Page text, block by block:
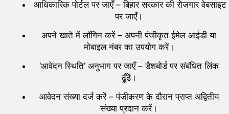
आधिकारिक पोर्टल पर जाएँ – बिहार सरकार की रोजगार वेबसाइट
पर जाएँ।
अपने खाते में लॉगिन करें – अपनी पंजीकृत ईमेल आईडी या
मोबाइल नंबर का उपयोग करें।
‘आवेदन स्थिति’ अनुभाग पर जाएँ – डैशबोर्ड पर संबंधित लिंक
ढूँढें।
आवेदन संख्या दर्ज करें – पंजीकरण के दौरान प्राप्त अद्वितीय
संख्या प्रदान करें।